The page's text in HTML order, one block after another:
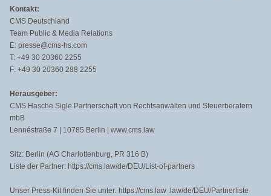
Kontakt:
CMS Deutschland
Team Public & Media Relations
E: presse@cms-hs.com
T: +49 30 20360 2255
F: +49 30 20360 288 2255
Herausgeber:
CMS Hasche Sigle Partnerschaft von Rechtsanwälten und Steuerberatern
mbB
Lennéstraße 7 | 10785 Berlin | www.cms.law
Sitz: Berlin (AG Charlottenburg, PR 316 B)
Liste der Partner: https://cms.law/de/DEU/List-of-partners
Unser Press-Kit finden Sie unter: https://cms.law .law/de/DEU/Partnerliste